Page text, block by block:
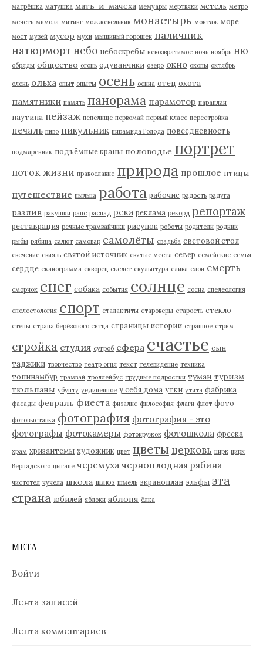
матрёшка матушка мать-и-мачеха мемуары мертвяки метель метро
мечеть мимоза митинг можжевельник монастырь монтаж море
мост музей мусор мухи мышиный горошек наличник
натюрморт небо небоскребы невозвратимое ночь ноябрь ню
обряды общество огонь одуванчики озеро окно окопы октябрь
олень ольха опыт опыты осень осина отец охота
памятники память панорама парамотор параплан
паутина пейзаж пепелище первомай первый класс перестройка
печаль пиво пикульник пирамида Голода повседневность
подмаренник подъёмные краны половодье портрет
поток жизни православие природа прошлое птицы
путешествие пыльца работа рабочие радость радуга
разлив ракушки рапс распад река реклама рекорд репортаж
реставрация речные трамвайчики рисунок роботы родители родник
рыбы рябина салют самовар самолёты свадьба световой стол
свечение свиязь святой источник святые места север семейские семья
сердце сканограмма скворец скелет скульптура слива слон смерть
сморчок снег собака события солнце сосна спелеология
спелестология спорт сталактиты староверы старость стекло
стены страна берёзового ситца страницы истории странное стрим
стройка студия сугроб сфера счастье сын
таджики творчество театр огня текст телевидение техника
топинамбур трамвай троллейбус трудные подростки туман туризм
тюльпаны убунту уединенное у себя дома утки утята фабрика
фасады февраль фиеста физалис философия флаги флот фото
фотовыставка фотография фотография - это
фотографы фотокамеры фотокружок фотошкола фреска
храм хризантемы художник цвет цветы церковь цирк цирк
Вернадского цыгане черемуха черноплодная рябина
чистотел чучела школа шлюз шмель экраноплан эльфы эта
страна юбилей яблоки яблоня ёлка
МЕТА
Войти
Лента записей
Лента комментариев